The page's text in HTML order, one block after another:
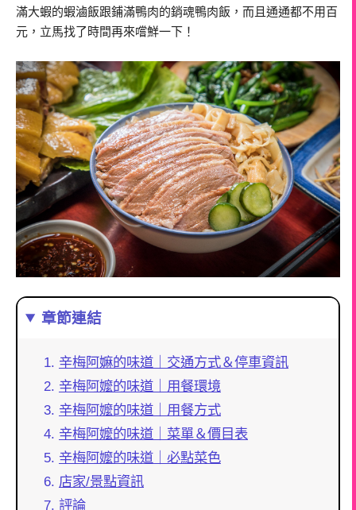
滿大蝦的蝦滷飯跟鋪滿鴨肉的銷魂鴨肉飯，而且通通都不用百
元，立馬找了時間再來嚐鮮一下！
章節連結
辛梅阿嫲的味道｜交通方式＆停車資訊
辛梅阿嬤的味道｜用餐環境
辛梅阿嬤的味道｜用餐方式
辛梅阿嬤的味道｜菜單＆價目表
辛梅阿嬤的味道｜必點菜色
店家/景點資訊
評論